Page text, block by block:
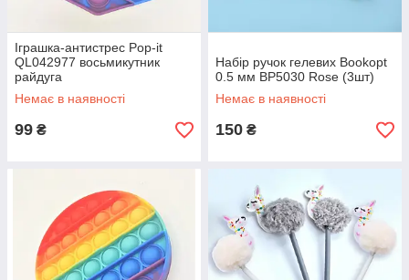
Іграшка-антистрес Pop-it
QL042977 восьмикутник
райдуга
Немає в наявності
99 ₴
Набір ручок гелевих Bookopt
0.5 мм BP5030 Rose (3шт)
Немає в наявності
150 ₴